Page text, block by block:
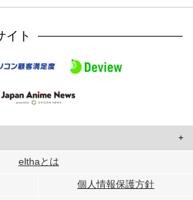
イト
して、ユーザーに合わせたコンテンツや広告の
elthaとは
個人情報保護方針